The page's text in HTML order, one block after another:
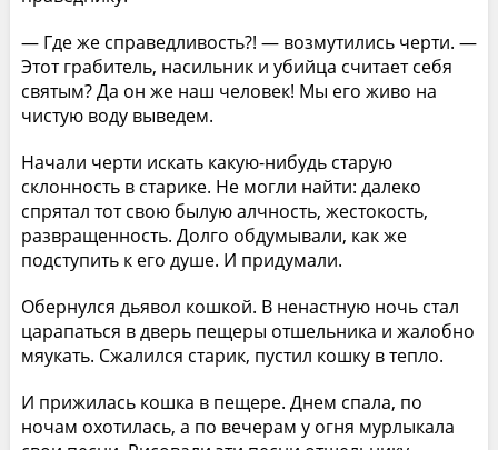
— Где же справедливость?! — возмутились черти. —
Этот грабитель, насильник и убийца считает себя
святым? Да он же наш человек! Мы его живо на
чистую воду выведем.
Начали черти искать какую-нибудь старую
склонность в старике. Не могли найти: далеко
спрятал тот свою былую алчность, жестокость,
развращенность. Долго обдумывали, как же
подступить к его душе. И придумали.
Обернулся дьявол кошкой. В ненастную ночь стал
царапаться в дверь пещеры отшельника и жалобно
мяукать. Сжалился старик, пустил кошку в тепло.
И прижилась кошка в пещере. Днем спала, по
ночам охотилась, а по вечерам у огня мурлыкала